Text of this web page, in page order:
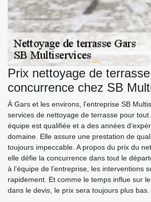
Prix nettoyage de
concurrence chez SB
À Gars et les environs, l’entreprise SB
services de nettoyage de terrasse pour tout
équipe est qualifiée et a des années
domaine. Elle assure une prestation de
toujours impeccable. A propos du prix du
elle défie la concurrence dans tout le
à l’équipe de l’entreprise, les interventions
rapidement. Et comme le temps influe sur
dans le devis, le prix sera toujours plus bas.